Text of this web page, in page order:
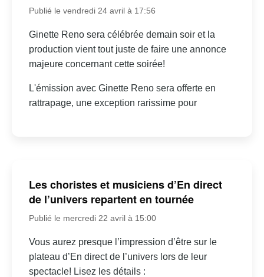
Publié le vendredi 24 avril à 17:56
Ginette Reno sera célébrée demain soir et la
production vient tout juste de faire une annonce
majeure concernant cette soirée!
L'émission avec Ginette Reno sera offerte en
rattrapage, une exception rarissime pour
Les choristes et musiciens d’En direct
de l’univers repartent en tournée
Publié le mercredi 22 avril à 15:00
Vous aurez presque l’impression d’être sur le
plateau d’En direct de l’univers lors de leur
spectacle! Lisez les détails :